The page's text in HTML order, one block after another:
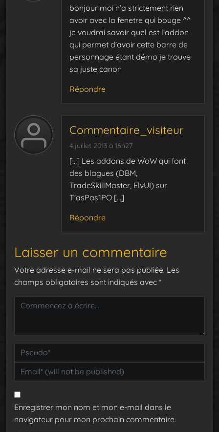
bonjour moi n’a strictement rien
avoir avec la fenetre qui bouge ^^
je voudrai savoir quel est l’addon
qui permet d’avoir cette barre de
personnage étant démo je trouve
sa juste canon
Répondre
Commentaire_visiteur
4 juillet 2013 à 16h27
[…] Les addons de WoW qui font
des blagues (DBM,
TradeSkillMaster, ElvUI) sur
T’asPas1PO […]
Répondre
Laisser un commentaire
Votre adresse e-mail ne sera pas publiée. Les
champs obligatoires sont indiqués avec *
Enregistrer mon nom et mon e-mail dans le
navigateur pour mon prochain commentaire.